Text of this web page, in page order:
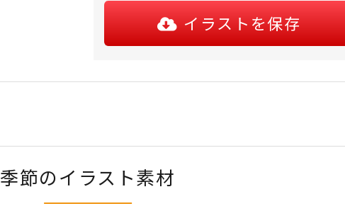
イラストを保存
季節のイラスト素材